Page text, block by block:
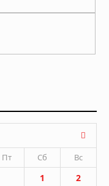
Пт Сб Вс
1
2